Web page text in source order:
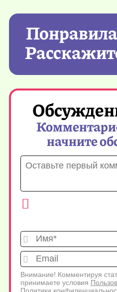
начните
Внимание! Комментируя
принимаете условия
Политики